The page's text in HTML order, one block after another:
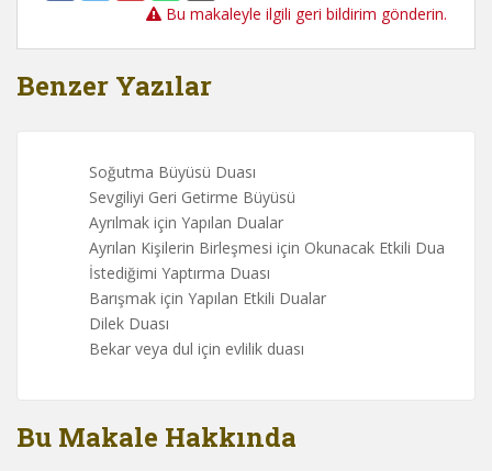
Bu makaleyle ilgili geri bildirim gönderin.
Benzer Yazılar
Soğutma Büyüsü Duası
Sevgiliyi Geri Getirme Büyüsü
Ayrılmak için Yapılan Dualar
Ayrılan Kişilerin Birleşmesi için Okunacak Etkili Dua
İstediğimi Yaptırma Duası
Barışmak için Yapılan Etkili Dualar
Dilek Duası
Bekar veya dul için evlilik duası
Bu Makale Hakkında